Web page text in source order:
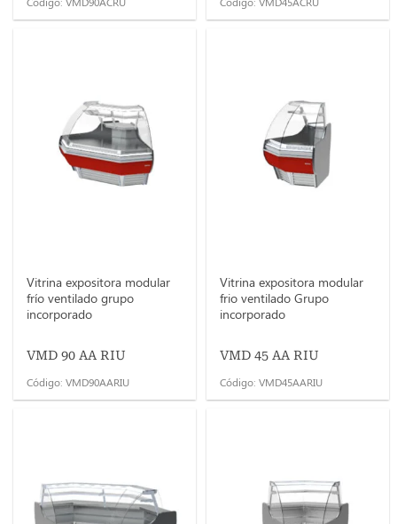
Vitrina expositora modular
frío ventilado grupo
incorporado
VMD 90 AA RIU
Código: VMD90AARIU
Vitrina expositora modular
frio ventilado Grupo
incorporado
VMD 45 AA RIU
Código: VMD45AARIU